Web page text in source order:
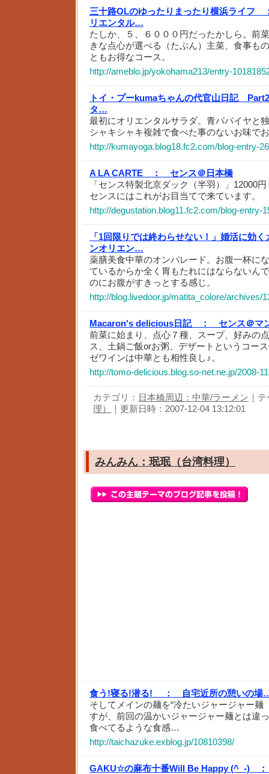
三十路OLのゆったりまったり横浜ライフ
リエンタル…
たしか、５、６０００円だったかしら。前
きな点心が選べる（たぶん）主菜、食事も
ともお得なコース。
http://ameblo.jp/yokohama213/entry-
トイ・プーkumaちゃんの代官山日記
タ…
最初にオリエンタルサラダ。青パパイヤと
シャキシャキ複雑で食べた事のないお味で
http://kumayoga.blog18.fc2.com/blog-entry-
A LA CARTE ：
センス＠日本橋
「センス特製北京ダック（半羽）」12000
センスにはこれがお目当てで来ています。
http://degustation.blog11.fc2.com/blog-entry-
「1回限りでは終わらせない！」婚活に効
ンオリエン…
薬膳美食中華のオンパレード。お腹一杯に
ているからか全く胃もたれにはならないん
のにお腹がすきっとする感じ。
http://blog.livedoor.jp/matita_colore/archives/
Macaron's delicious日記 ：
センス＠マ
前菜に始まり、点心７種、スープ、好みの
ス、土鍋ご飯orお粥、デザートというコー
ゼワインは中華とも相性良し♪。
http://tomo-delicious.blog.so-net.ne.jp/2008-
カテゴリ： 日本橋周辺：中華/ラーメン ｜
理）
｜更新日時：2007-12-04 13:12:01
みんみん：珉珉（台湾料理）
食う!寝る!潜る! ：
自宅近所の憩いの
そしてメインの麺を“冷たいジャージャー麺
すが、前回の温かいジャージャー麺とは違
食べてるような食感…
http://taichazuke.exblog.jp/10810398/
GAKU☆の麻布十番Will Be Happy (^_-) ：